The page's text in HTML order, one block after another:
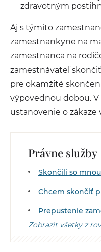
zdravotným
Aj s týmito
zamestnankyne na
zamestnanca na
zamestnávateľ
pre okamžité
výpovednou dobou.
ustanovenie o
Právne služby
Skončili so
Chcem skončiť
Prepustenie
Zobraziť všetky z